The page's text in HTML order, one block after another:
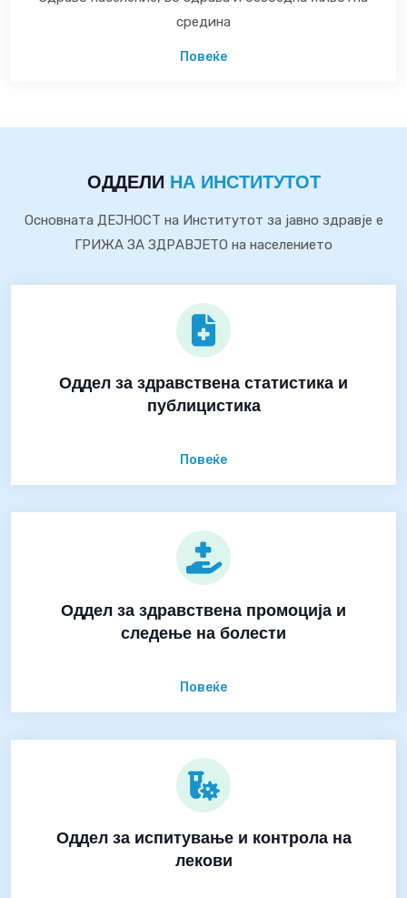
средина
Повеќе
ОДДЕЛИ НА ИНСТИТУТОТ
Основната ДЕЈНОСТ на Институтот за јавно здравје е
ГРИЖА ЗА ЗДРАВЈЕТО на населението
Оддел за здравствена статистика и
публицистика
Повеќе
Оддел за здравствена промоција и
следење на болести
Повеќе
Оддел за испитување и контрола на
лекови